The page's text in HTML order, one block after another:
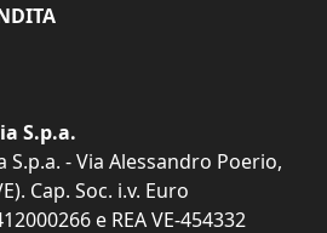
S.p.a.
- Via Alessandro Poerio,
Cap. Soc. i.v. Euro
e REA VE-454332